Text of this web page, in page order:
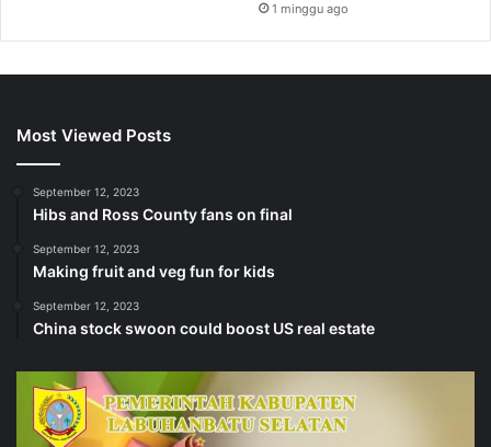
1 minggu ago
Most Viewed Posts
September 12, 2023
Hibs and Ross County fans on final
September 12, 2023
Making fruit and veg fun for kids
September 12, 2023
China stock swoon could boost US real estate